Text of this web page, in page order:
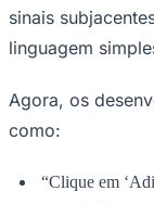
sinais
linguagem
Agora, os
como:
“Clique em